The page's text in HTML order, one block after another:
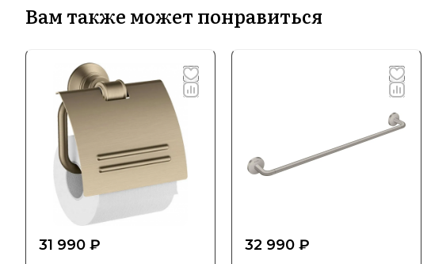
Вам также может понравиться
31 990 ₽ 32 990 ₽